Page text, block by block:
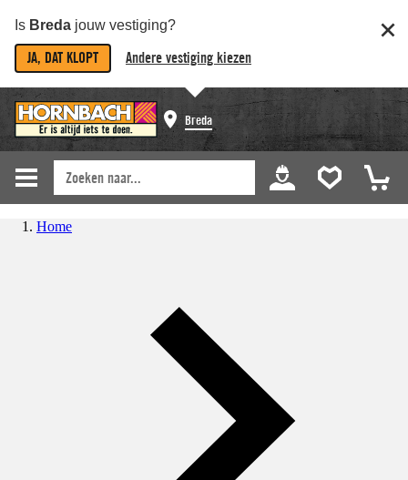
Is Breda jouw vestiging?
JA, DAT KLOPT Andere vestiging kiezen
Breda
Home